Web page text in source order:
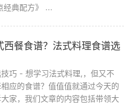
经典配方》 ...
西餐食谱？法式料理食谱选
巧 - 想学习法式料理,，但又不
应的食谱？值值值就通过今天的
家，我们文章的内容包括带领大